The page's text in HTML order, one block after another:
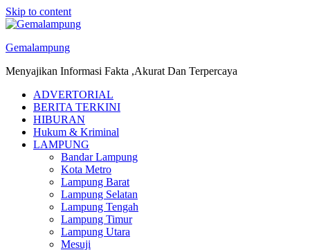
Skip to content
Gemalampung
Menyajikan Informasi Fakta ,Akurat Dan Terpercaya
ADVERTORIAL
BERITA TERKINI
HIBURAN
Hukum & Kriminal
LAMPUNG
Bandar Lampung
Kota Metro
Lampung Barat
Lampung Selatan
Lampung Tengah
Lampung Timur
Lampung Utara
Mesuji